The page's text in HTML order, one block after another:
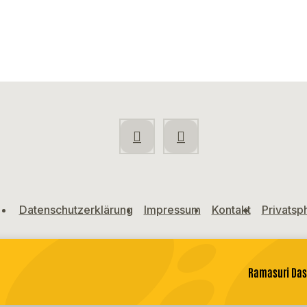
Datenschutzerklärung Impressum Kontakt
Ramasuri